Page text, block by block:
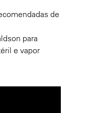
de
para
e vapor